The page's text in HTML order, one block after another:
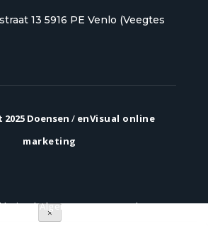
13 5916 PE Venlo (Veegtes
Doensen / enVisual online
marketing
|Algemene voorwaarden
×